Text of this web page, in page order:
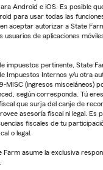
Android e iOS. Es posible
para usar todas las
aceptar autorizar a State
usuarios de aplicaciones
impuestos pertinente, State
Impuestos Internos y/u otra
MISC (ingresos misceláneos)
según corresponda. Tú
que surja del canje de
asesoría fiscal ni legal. Es
fiscales de tu
o legal.
asume la exclusiva